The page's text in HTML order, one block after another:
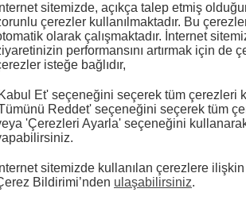
İnternet sitemizde, açıkça talep etmiş
çerezler kullanılmaktadır. Bu
olarak çalışmaktadır. İnternet
performansını artırmak için de
isteğe bağlıdır,
Et' seçeneğini seçerek tüm çerezleri
Reddet' seçeneğini seçerek tüm
'Çerezleri Ayarla' seçeneğini
İnternet sitemizde kullanılan çerezlere
Bildirimi’nden ulaşabilirsiniz.